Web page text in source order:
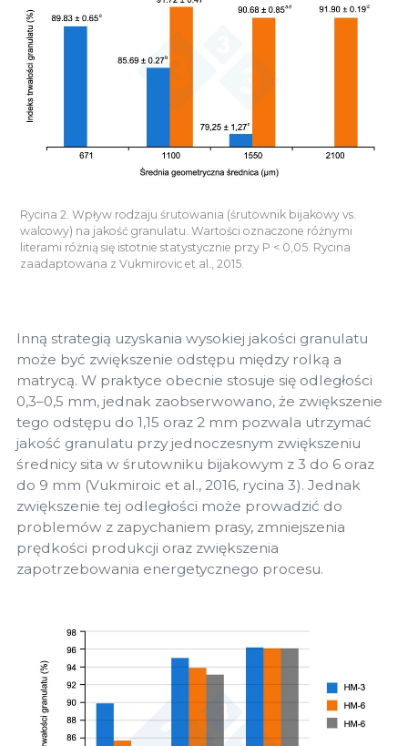
Rycina 2. Wpływ rodzaju śrutowania (śrutownik bijakowy vs.
walcowy) na jakość granulatu. Wartości oznaczone różnymi
literami różnią się istotnie statystycznie przy P < 0,05. Rycina
zaadaptowana z Vukmirovic et al., 2015.
Inną strategią uzyskania wysokiej jakości granulatu
może być zwiększenie odstępu między rolką a
matrycą. W praktyce obecnie stosuje się odległości
0,3–0,5 mm, jednak zaobserwowano, że zwiększenie
tego odstępu do 1,15 oraz 2 mm pozwala utrzymać
jakość granulatu przy jednoczesnym zwiększeniu
średnicy sita w śrutowniku bijakowym z 3 do 6 oraz
do 9 mm (Vukmiroic et al., 2016, rycina 3). Jednak
zwiększenie tej odległości może prowadzić do
problemów z zapychaniem prasy, zmniejszenia
prędkości produkcji oraz zwiększenia
zapotrzebowania energetycznego procesu.